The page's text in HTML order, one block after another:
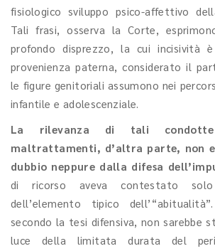
fisiologico sviluppo psico-affettivo
Tali frasi, osserva la Corte,
profondo disprezzo, la cui incisività
provenienza paterna, considerato il
le figure genitoriali assumono nei
infantile e adolescenziale.
La rilevanza di tali
maltrattamenti, d’altra parte, non
dubbio neppure dalla difesa
di ricorso aveva contestato
dell’elemento tipico
secondo la tesi difensiva, non sarebbe
luce della limitata durata del